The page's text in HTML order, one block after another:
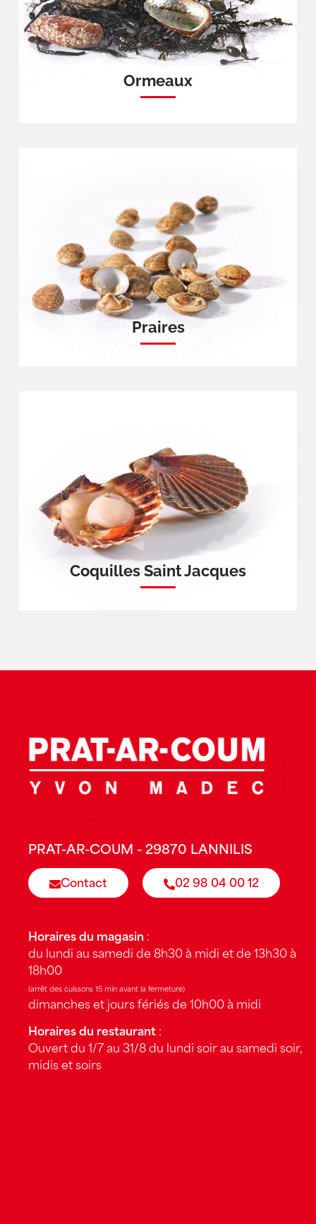
Ormeaux
Praires
Coquilles Saint Jacques
PRAT-AR-COUM - 29870 LANNILIS
Contact 02 98 04 00 12
Horaires du magasin :
du lundi au samedi de 8h30 à midi et de 13h30 à
18h00
(arrêt des cuissons 15 min avant la fermeture)
dimanches et jours fériés de 10h00 à midi
Horaires du restaurant :
Ouvert du 1/7 au 31/8 du lundi soir au samedi soir,
midis et soirs